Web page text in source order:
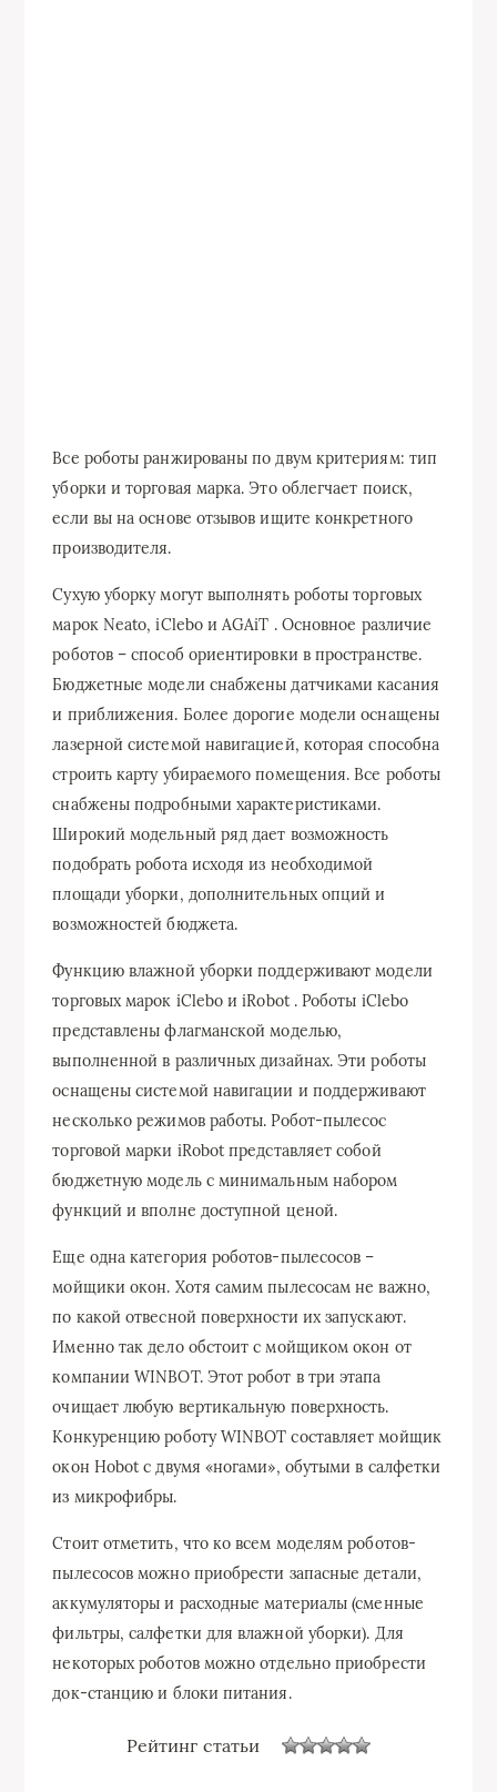
Все роботы ранжированы по двум критериям: тип
уборки и торговая марка. Это облегчает поиск,
если вы на основе отзывов ищите конкретного
производителя.
Сухую уборку могут выполнять роботы торговых
марок Neato, iClebo и AGAiT . Основное различие
роботов – способ ориентировки в пространстве.
Бюджетные модели снабжены датчиками касания
и приближения. Более дорогие модели оснащены
лазерной системой навигацией, которая способна
строить карту убираемого помещения. Все роботы
снабжены подробными характеристиками.
Широкий модельный ряд дает возможность
подобрать робота исходя из необходимой
площади уборки, дополнительных опций и
возможностей бюджета.
Функцию влажной уборки поддерживают модели
торговых марок iClebo и iRobot . Роботы iClebo
представлены флагманской моделью,
выполненной в различных дизайнах. Эти роботы
оснащены системой навигации и поддерживают
несколько режимов работы. Робот-пылесос
торговой марки iRobot представляет собой
бюджетную модель с минимальным набором
функций и вполне доступной ценой.
Еще одна категория роботов-пылесосов –
мойщики окон. Хотя самим пылесосам не важно,
по какой отвесной поверхности их запускают.
Именно так дело обстоит с мойщиком окон от
компании WINBOT. Этот робот в три этапа
очищает любую вертикальную поверхность.
Конкуренцию роботу WINBOT составляет мойщик
окон Hobot с двумя «ногами», обутыми в салфетки
из микрофибры.
Стоит отметить, что ко всем моделям роботов-
пылесосов можно приобрести запасные детали,
аккумуляторы и расходные материалы (сменные
фильтры, салфетки для влажной уборки). Для
некоторых роботов можно отдельно приобрести
док-станцию и блоки питания.
Рейтинг статьи